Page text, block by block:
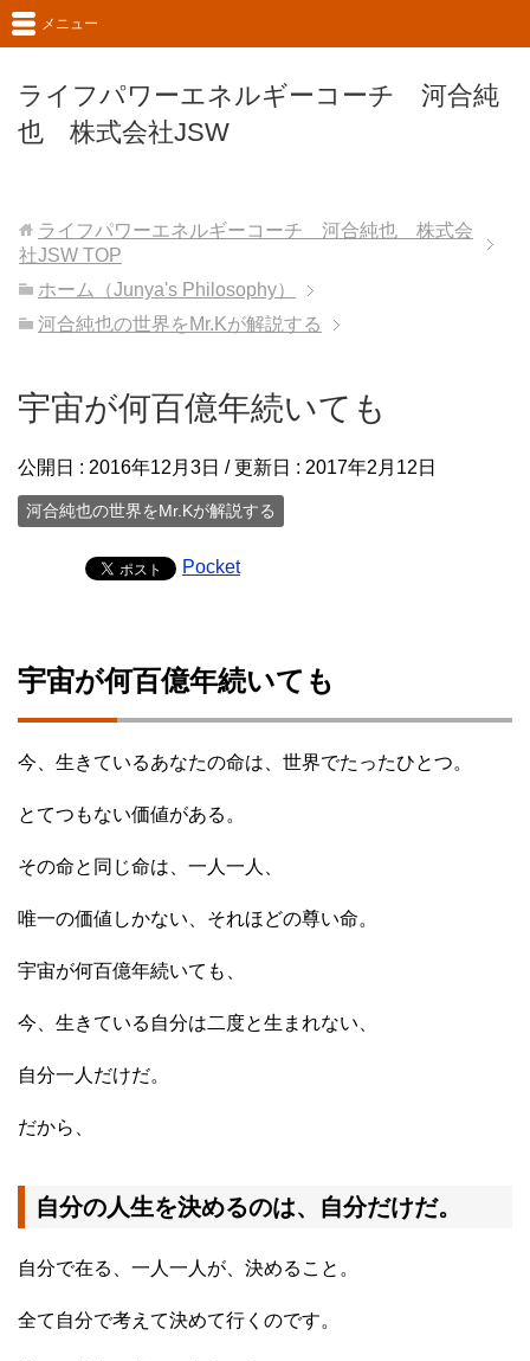
ライフパワーエネルギーコーチ 河合純
也 株式会社JSW
メニュー
ライフパワーエネルギーコーチ 河合純也 株式会
社JSW TOP
ホーム（Junya's Philosophy）
河合純也の世界をMr.Kが解説する
宇宙が何百億年続いても
公開日 : 2016年12月3日 / 更新日 : 2017年2月12日
河合純也の世界をMr.Kが解説する
Pocket
宇宙が何百億年続いても
今、生きているあなたの命は、世界でたったひとつ。
とてつもない価値がある。
その命と同じ命は、一人一人、
唯一の価値しかない、それほどの尊い命。
宇宙が何百億年続いても、
今、生きている自分は二度と生まれない、
自分一人だけだ。
だから、
自分の人生を決めるのは、自分だけだ。
自分で在る、一人一人が、決めること。
全て自分で考えて決めて行くのです。